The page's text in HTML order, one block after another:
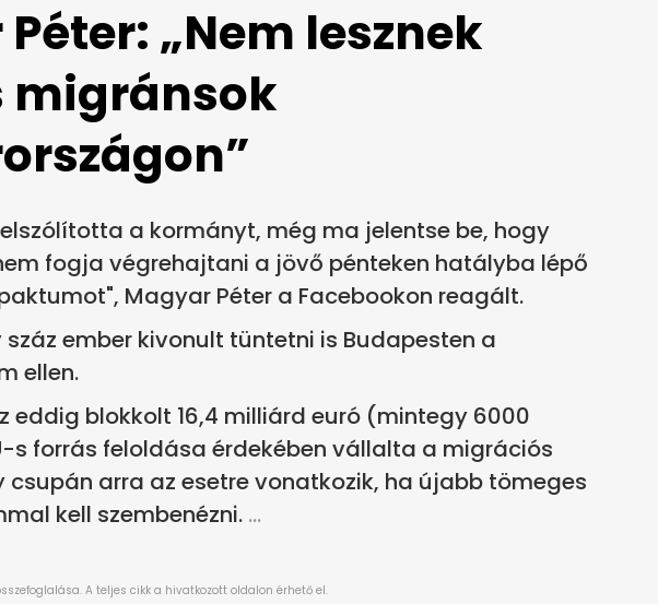
„Nem lesznek
migránsok
a kormányt, még ma jelentse be, hogy
fogja végrehajtani a jövő pénteken hatályba lépő
Magyar Péter a Facebookon reagált.
száz ember kivonult tüntetni is Budapesten a
ellen.
eddig blokkolt 16,4 milliárd euró (mintegy 6000
s forrás feloldása érdekében vállalta a migrációs
arra az esetre vonatkozik, ha újabb tömeges
kell szembenézni.